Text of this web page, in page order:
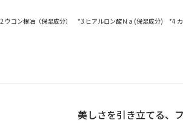
ウコン根油（保湿成分） *3 ヒアルロン酸Ｎａ(保湿成分) *4
美しさを引き立てる、